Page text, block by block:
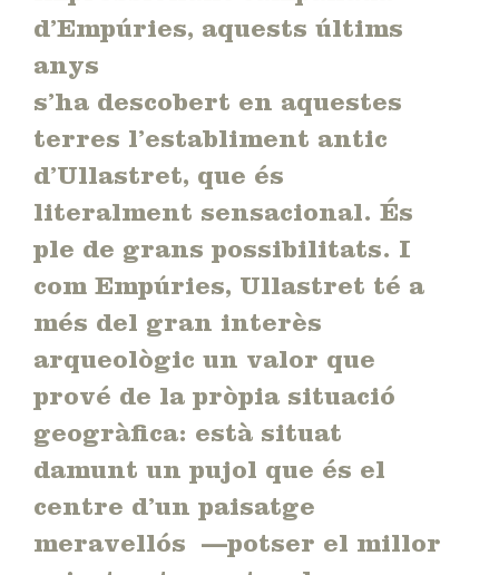
d’Empúries, aquests últims
anys
s’ha descobert en aquestes
terres l’establiment antic
d’Ullastret, que és
literalment sensacional. És
ple de grans possibilitats. I
com Empúries, Ullastret té a
més del gran interès
arqueològic un valor que
prové de la pròpia situació
geogràfica: està situat
damunt un pujol que és el
centre d’un paisatge
meravellós —potser el millor